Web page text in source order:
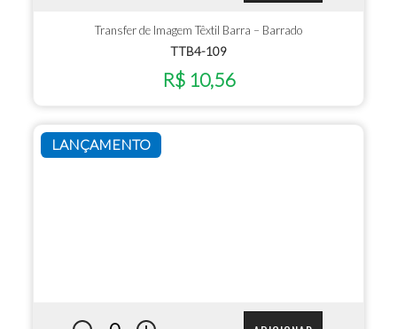
Transfer de Imagem Têxtil Barra – Barrado
TTB4-109
R$ 10,56
LANÇAMENTO